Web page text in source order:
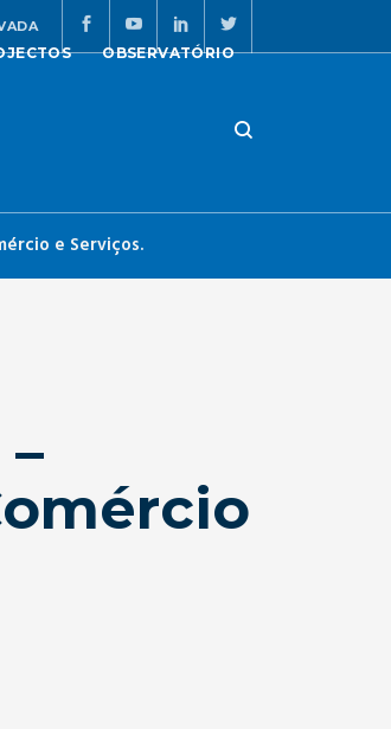
OBSERVATÓRIO
e Serviços.